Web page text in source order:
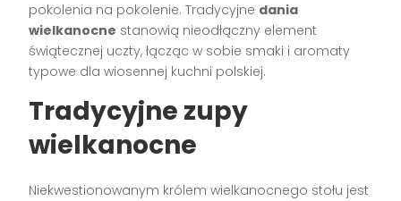
pokolenia na pokolenie. Tradycyjne dania
wielkanocne stanowią nieodłączny element
świątecznej uczty, łącząc w sobie smaki i aromaty
typowe dla wiosennej kuchni polskiej.
Tradycyjne zupy
wielkanocne
Niekwestionowanym królem wielkanocnego stołu jest